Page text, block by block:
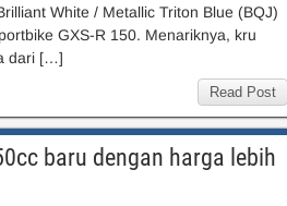
White / Metallic Triton Blue (BQJ)
GXS-R 150. Menariknya, kru
dari […]
Read Post
baru dengan harga lebih